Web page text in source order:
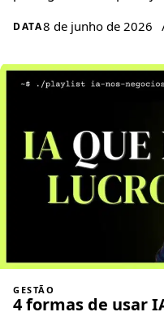
DATA8 de junho de 2026
GESTÃO
4 formas de usar